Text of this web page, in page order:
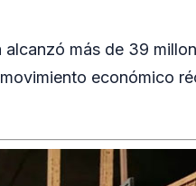
alcanzó más de 39
económico